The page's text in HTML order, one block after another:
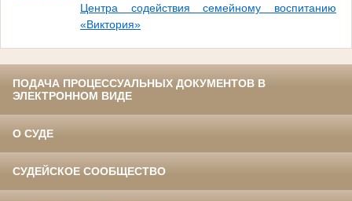
Центра содействия семейному воспитанию
«Виктория»
ПОДАЧА ПРОЦЕССУАЛЬНЫХ ДОКУМЕНТОВ В
ЭЛЕКТРОННОМ ВИДЕ
О СУДЕ
СУДЕЙСКОЕ СООБЩЕСТВО